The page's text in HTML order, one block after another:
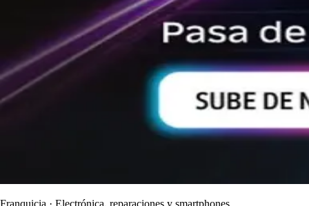
Franquicia · Electrónica, reparaciones y smartphones